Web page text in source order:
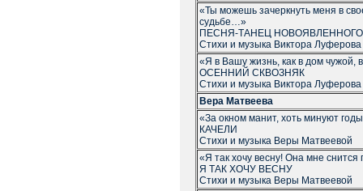
«Ты можешь зачеркнуть меня в
судьбе…»
ПЕСНЯ-ТАНЕЦ
Стихи и музыка Виктора Луферова
«Я в Вашу жизнь, как в дом
ОСЕННИЙ СКВОЗНЯК
Стихи и музыка Виктора Луферова
Вера Матвеева
«За окном манит, хоть минуют
КАЧЕЛИ
Стихи и музыка Веры Матвеевой
«Я так хочу весну! Она мне
Я ТАК ХОЧУ ВЕСНУ
Стихи и музыка Веры Матвеевой